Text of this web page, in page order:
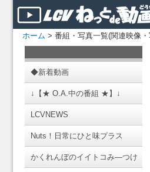
ホーム > 番組・写真一覧(関連映像
◆新着動画
↓【★ O.A.中の番組 ★】↓
LCVNEWS
Nuts！日常にひと味プラス
かくれんぼのイイトコみ―つけ